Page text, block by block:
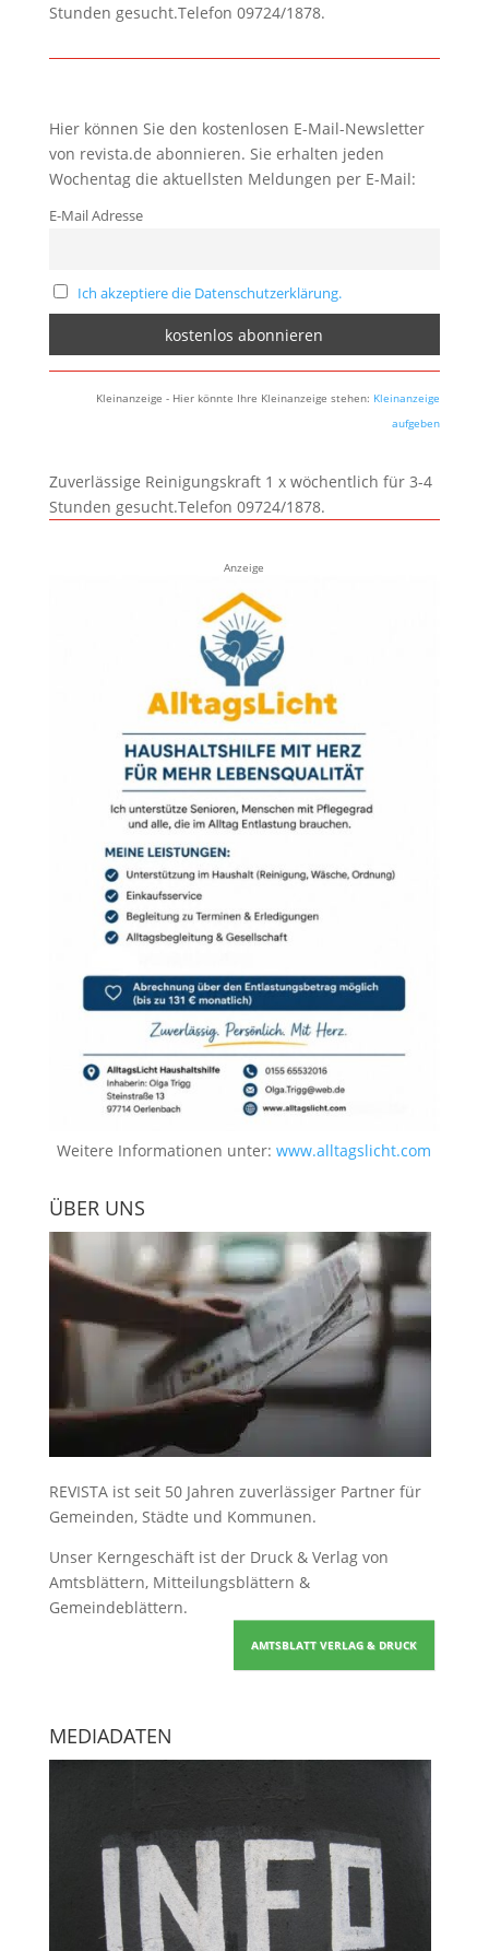
Stunden gesucht.Telefon 09724/1878.
Hier können Sie den kostenlosen E-Mail-Newsletter
von revista.de abonnieren. Sie erhalten jeden
Wochentag die aktuellsten Meldungen per E-Mail:
E-Mail Adresse
Ich akzeptiere die Datenschutzerklärung.
Kleinanzeige - Hier könnte Ihre Kleinanzeige stehen: Kleinanzeige
aufgeben
Zuverlässige Reinigungskraft 1 x wöchentlich für 3-4
Stunden gesucht.Telefon 09724/1878.
Anzeige
Weitere Informationen unter:www.alltagslicht.com
ÜBER UNS
REVISTA ist seit 50 Jahren zuverlässiger Partner für
Gemeinden, Städte und Kommunen.
Unser Kerngeschäft ist der Druck & Verlag von
Amtsblättern, Mitteilungsblättern &
Gemeindeblättern.
AMTSBLATT VERLAG & DRUCK
MEDIADATEN